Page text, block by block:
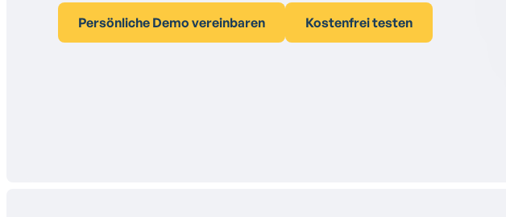
Persönliche Demo vereinbaren Kostenfrei testen